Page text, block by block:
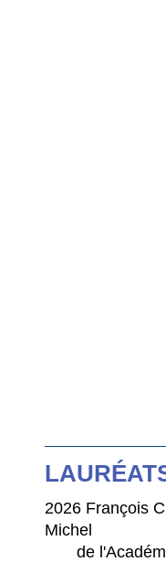
2026
Michel
de